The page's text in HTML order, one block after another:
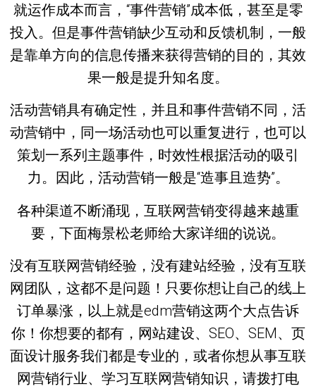
就运作成本而言，“事件营销”成本低，甚至是零
投入。但是事件营销缺少互动和反馈机制，一般
是靠单方向的信息传播来获得营销的目的，其效
果一般是提升知名度。
活动营销具有确定性，并且和事件营销不同，活
动营销中，同一场活动也可以重复进行，也可以
策划一系列主题事件，时效性根据活动的吸引
力。因此，活动营销一般是“造事且造势”。
各种渠道不断涌现，互联网营销变得越来越重
要，下面梅景松老师给大家详细的说说。
没有互联网营销经验，没有建站经验，没有互联
网团队，这都不是问题！只要你想让自己的线上
订单暴涨，以上就是edm营销这两个大点告诉
你！你想要的都有，网站建设、SEO、SEM、页
面设计服务我们都是专业的，或者你想从事互联
网营销行业、学习互联网营销知识，请拨打电